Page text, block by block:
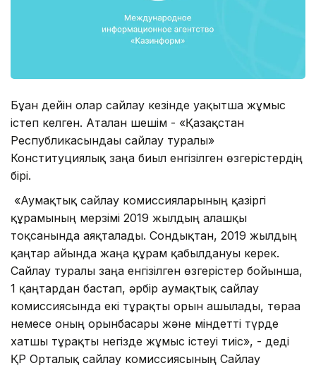
Бұған дейін олар сайлау кезінде уақытша жұмыс
істеп келген. Аталған шешім - «Қазақстан
Республикасындағы сайлау туралы»
Конституциялық заңға биыл енгізілген өзгерістердің
бірі.
«Аумақтық сайлау комиссияларының қазіргі
құрамының мерзімі 2019 жылдың алғашқы
тоқсанында аяқталады. Сондықтан, 2019 жылдың
қаңтар айында жаңа құрам қабылдануы керек.
Сайлау туралы заңға енгізілген өзгерістер бойынша,
1 қаңтардан бастап, әрбір аумақтық сайлау
комиссиясында екі тұрақты орын ашылады, төраға
немесе оның орынбасары және міндетті түрде
хатшы тұрақты негізде жұмыс істеуі тиіс», - деді
ҚР Орталық сайлау комиссиясының Сайлау